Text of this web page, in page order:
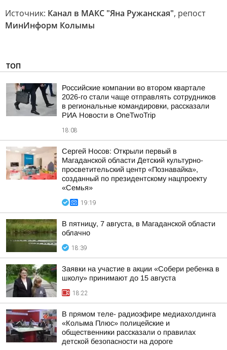
Источник: Канал в МАКС "Яна Ружанская", репост
МинИнформ Колымы
ТОП
Российские компании во втором квартале
2026-го стали чаще отправлять сотрудников
в региональные командировки, рассказали
РИА Новости в OneTwoTrip
18:08
Сергей Носов: Открыли первый в
Магаданской области Детский культурно-
просветительский центр «Познавайка»,
созданный по президентскому нацпроекту
«Семья»
19:19
В пятницу, 7 августа, в Магаданской области
облачно
18:39
Заявки на участие в акции «Собери ребенка в
школу» принимают до 15 августа
18:22
В прямом теле- радиоэфире медиахолдинга
«Колыма Плюс» полицейские и
общественники рассказали о правилах
детской безопасности на дороге